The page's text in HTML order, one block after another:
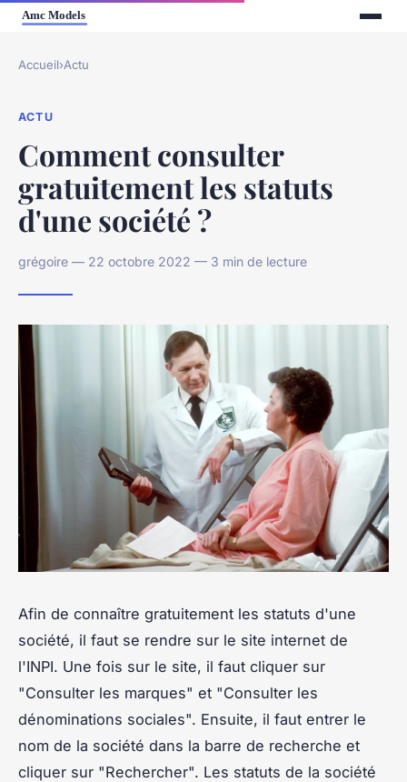
Accueil›Actu
ACTU
Comment consulter
gratuitement les statuts
d'une société ?
grégoire — 22 octobre 2022 — 3 min de lecture
Afin de connaître gratuitement les statuts d'une
société, il faut se rendre sur le site internet de
l'INPI. Une fois sur le site, il faut cliquer sur
"Consulter les marques" et "Consulter les
dénominations sociales". Ensuite, il faut entrer le
nom de la société dans la barre de recherche et
cliquer sur "Rechercher". Les statuts de la société